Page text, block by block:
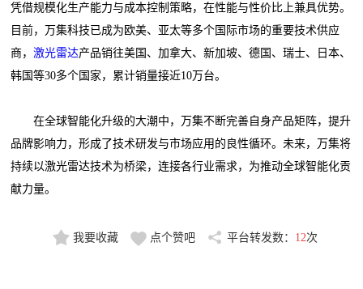
凭借规模化生产能力与成本控制策略，在性能与性价比上兼具优势。
目前，万集科技已成为欧美、亚太等多个国际市场的重要技术供应
商，激光雷达产品销往美国、加拿大、新加坡、德国、瑞士、日本、
韩国等30多个国家，累计销量接近10万台。
在全球智能化升级的大潮中，万集不断完善自身产品矩阵，提升
品牌影响力，形成了技术研发与市场应用的良性循环。未来，万集将
持续以激光雷达技术为桥梁，连接各行业需求，为推动全球智能化贡
献力量。
我要收藏 点个赞吧 平台转发数： 12次